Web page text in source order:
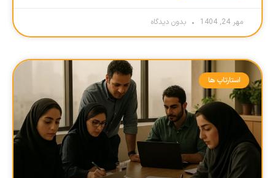
مهر 24, 1404 بدون دیدگاه
استارتاپ ها